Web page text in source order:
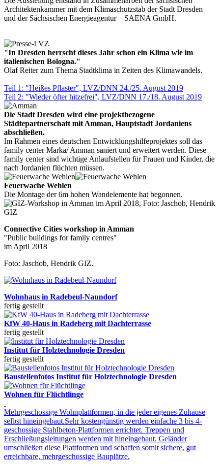
Architektenkammer mit dem Klimaschutzstab der Stadt Dresden
und der Sächsischen Energieagentur – SAENA GmbH.
"In Dresden herrscht dieses Jahr schon ein Klima wie im
italienischen Bologna."
Olaf Reiter zum Thema Stadtklima in Zeiten des Klimawandels.
Teil 1: "Heißes Pflaster", LVZ/DNN 24./25. August 2019
Teil 2: "Wieder öfter hitzefrei", LVZ/DNN 17./18. August 2019
Die Stadt Dresden wird eine projektbezogene
Städtepartnerschaft mit Amman, Hauptstadt Jordaniens
abschließen.
Im Rahmen eines deutschen Entwicklungshilfeprojektes soll das
family center Marka/ Amman saniert und erweitert werden. Diese
family center sind wichtige Anlaufstellen für Frauen und Kinder, die
nach Jordanien flüchten müssen.
Feuerwache Wehlen
Die Montage der 6m hohen Wandelemente hat begonnen.
Connective Cities workshop in Amman
"Public buildings for family centres"
im April 2018
Foto: Jaschob, Hendrik GIZ.
Wohnhaus in Radebeul-Naundorf
fertig gestellt
KfW 40-Haus in Radeberg mit Dachterrasse
fertig gestellt
Institut für Holztechnologie Dresden
fertig gestellt
Baustellenfotos Institut für Holztechnologie Dresden
Wohnen für Flüchtlinge
Mehrgeschossige Wohnplattformen, in die jeder eigenes Zuhause
selbst hineingebaut.Sehr kostengünstig werden einfache 3 bis 4-
geschossige Stahlbeton-Plattformen errichtet. Treppen und
Erschließungsleitungen werden mit hineingebaut. Geländer
umschließen diese Plattformen und schaffen somit sichere, gut
erreichbare, mehrgeschossige Bauplätze.